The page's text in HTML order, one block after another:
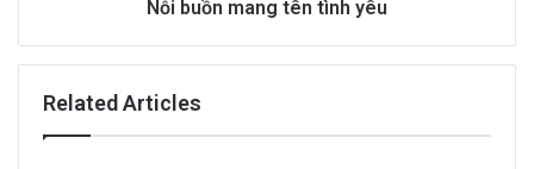
Nỗi buồn mang tên tình yêu
Related Articles